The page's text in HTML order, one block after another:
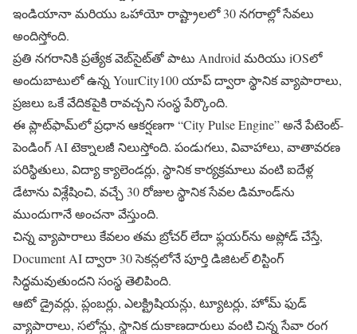
ఇండియానా మరియు ఒహాయో రాష్ట్రాలలో 30 నగరాల్లో సేవలు
అందిస్తోంది.
ప్రతి నగరానికి ప్రత్యేక వెబ్‌సైట్‌తో పాటు Android మరియు iOSలో
అందుబాటులో ఉన్న YourCity100 యాప్ ద్వారా స్థానిక వ్యాపారాలు,
ప్రజలు ఒకే వేదికపైకి రావచ్చని సంస్థ పేర్కొంది.
ఈ ప్లాట్‌ఫామ్‌లో ప్రధాన ఆకర్షణగా “City Pulse Engine” అనే పేటెంట్-
పెండింగ్ AI టెక్నాలజీ నిలుస్తోంది. పండుగలు, వివాహాలు, వాతావరణ
పరిస్థితులు, విద్యా క్యాలెండర్లు, స్థానిక కార్యక్రమాలు వంటి ఐదేళ్ల
డేటాను విశ్లేషించి, వచ్చే 30 రోజుల స్థానిక సేవల డిమాండ్‌ను
ముందుగానే అంచనా వేస్తుంది.
చిన్న వ్యాపారాలు కేవలం తమ బ్రోచర్ లేదా ఫ్లయర్‌ను అప్లోడ్ చేస్తే,
Document AI ద్వారా 30 సెకన్లలోనే పూర్తి డిజిటల్ లిస్టింగ్
సిద్ధమవుతుందని సంస్థ తెలిపింది.
ఆటో డ్రైవర్లు, ప్లంబర్లు, ఎలక్ట్రిషియన్లు, ట్యూటర్లు, హోమ్ ఫుడ్
వ్యాపారాలు, సలోన్లు, స్థానిక దుకాణదారులు వంటి చిన్న సేవా రంగ